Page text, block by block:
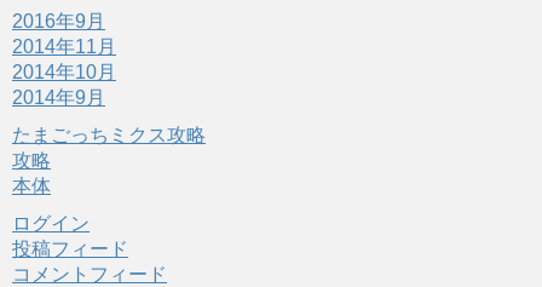
2016年9月
2014年11月
2014年10月
2014年9月
たまごっちミクス攻略
攻略
本体
ログイン
投稿フィード
コメントフィード